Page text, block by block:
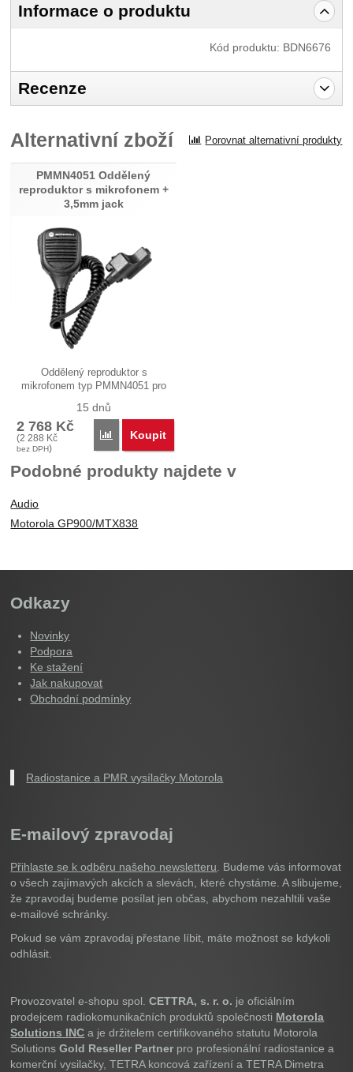
Informace o produktu
Kód produktu: BDN6676
Recenze
Recenze
Nebyla přidána žádná recenze.
Alternativní zboží Porovnat alternativní produkty
PMMN4051 Oddělený
reproduktor s mikrofonem +
3,5mm jack
Oddělený reproduktor s
mikrofonem typ PMMN4051 pro
15 dnů
2 768 Kč
(2 288 Kč
bez DPH)
Porovnat
Koupit
Podobné produkty najdete v
Audio
Motorola GP900/MTX838
Odkazy
Novinky
Podpora
Ke stažení
Jak nakupovat
Obchodní podmínky
Radiostanice a PMR vysílačky Motorola
E-mailový zpravodaj
Přihlaste se k odběru našeho newsletteru . Budeme vás informovat
o všech zajímavých akcích a slevách, které chystáme. A slibujeme,
že zpravodaj budeme posílat jen občas, abychom nezahltili vaše
e-mailové schránky.
Pokud se vám zpravodaj přestane líbit, máte možnost se kdykoli
odhlásit.
Provozovatel e-shopu spol.CETTRA, s. r. o. je oficiálním
prodejcem radiokomunikačních produktů společnosti Motorola
Solutions INC a je držitelem certifikovaného statutu Motorola
SolutionsGold Reseller Partner pro profesionální radiostanice a
komerční vysilačky, TETRA koncová zařízení a TETRA Dimetra